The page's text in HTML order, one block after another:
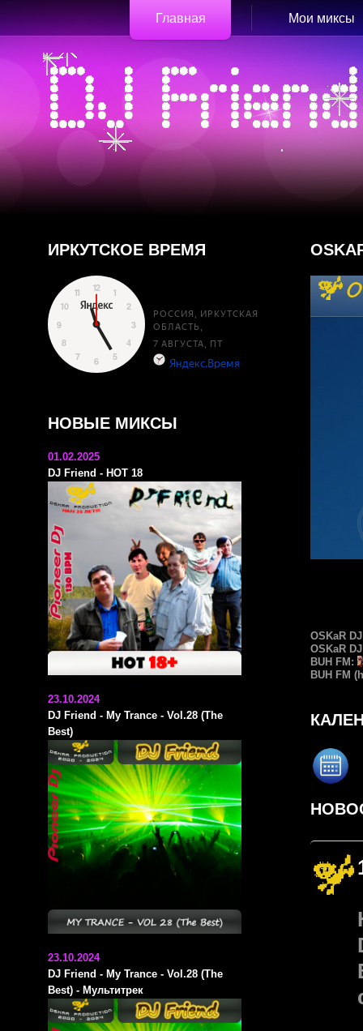
Главная Мои миксы
ИРКУТСКОЕ ВРЕМЯ
НОВЫЕ МИКСЫ
01.02.2025
DJ Friend - HOT 18
23.10.2024
DJ Friend - My Trance - Vol.28 (The
Best)
23.10.2024
DJ Friend - My Trance - Vol.28 (The
Best) - Мультитрек
OSKaR
OSKaR
BUH FM :
BUH FM